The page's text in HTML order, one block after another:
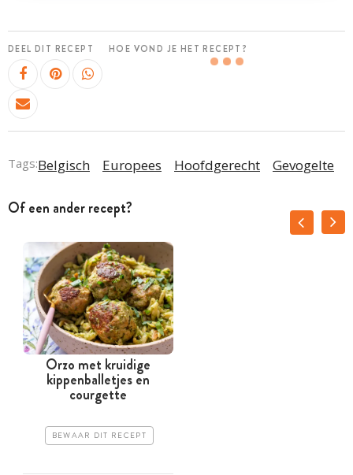
DEEL DIT RECEPT HOE VOND JE HET RECEPT?
Tags:Belgisch Europees Hoofdgerecht Gevogelte
Of een ander recept?
Orzo met kruidige
kippenballetjes en
courgette
BEWAAR DIT RECEPT